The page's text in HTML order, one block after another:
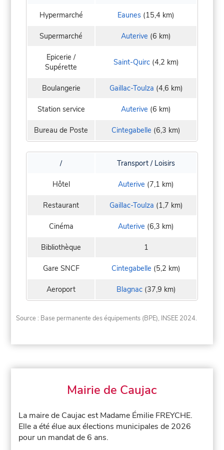
Hypermarché Eaunes (15,4 km)
Supermarché Auterive (6 km)
Epicerie /
Supérette
Saint-Quirc(4,2 km)
Boulangerie Gaillac-Toulza (4,6 km)
Station service Auterive (6 km)
Bureau de Poste Cintegabelle (6,3 km)
/ Transport / Loisirs
Hôtel Auterive (7,1 km)
Restaurant Gaillac-Toulza (1,7 km)
Cinéma Auterive (6,3 km)
Bibliothèque 1
Gare SNCF Cintegabelle (5,2 km)
Aeroport Blagnac(37,9 km)
Source : Base permanente des équipements (BPE), INSEE 2024.
Mairie de Caujac
La maire de Caujac est Madame Émilie FREYCHE.
Elle a été élue aux élections municipales de 2026
pour un mandat de 6 ans.